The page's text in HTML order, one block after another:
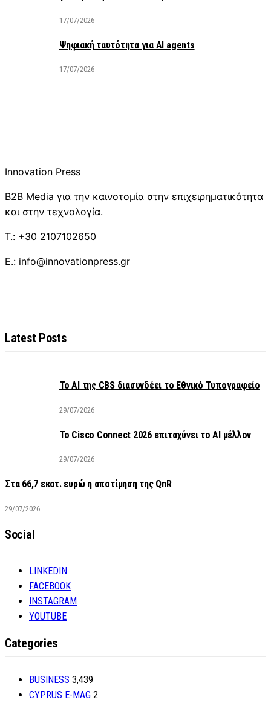
17/07/2026
Ψηφιακή ταυτότητα για AI agents
17/07/2026
Innovation Press
B2B Media για την καινοτομία στην επιχειρηματικότητα
και στην τεχνολογία.
T.: +30 2107102650
E.: info@innovationpress.gr
Latest Posts
Το AI της CBS διασυνδέει το Εθνικό Τυπογραφείο
29/07/2026
Το Cisco Connect 2026 επιταχύνει το AI μέλλον
29/07/2026
Στα 66,7 εκατ. ευρώ η αποτίμηση της QnR
29/07/2026
Social
LINKEDIN
FACEBOOK
INSTAGRAM
YOUTUBE
Categories
BUSINESS 3,439
CYPRUS E-MAG 2